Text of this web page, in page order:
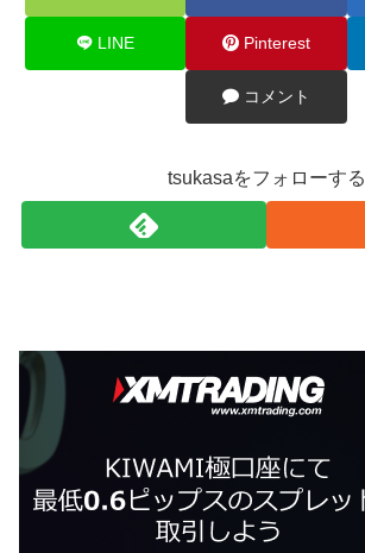
LINE Pinterest
コメント
tsukasaをフォローする